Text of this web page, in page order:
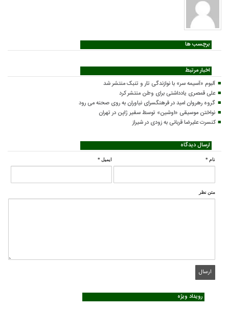
برچسب ها
اخبار مرتبط
آلبوم «آسیمه سر» با نوازندگی تار و تنبک منتشر شد
علی قمصری یادداشتی برای وطن منتشر کرد
گروه رهروان امید در فرهنگسرای نیاوران به روی صحنه می رود
نواختن موسیقی «اوشین» توسط سفیر ژاپن در تهران
کنسرت علیرضا قربانی به زودی در شیراز
ارسال دیدگاه
نام * ایمیل *
متن نظر
رویداد ویژه